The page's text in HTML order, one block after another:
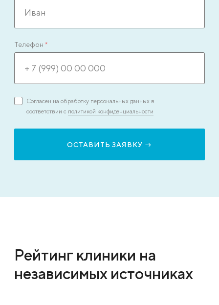
Телефон *
Согласен на обработку персональных данных в
соответствии с политикой конфиденциальности
Рейтинг клиники на
независимых источниках